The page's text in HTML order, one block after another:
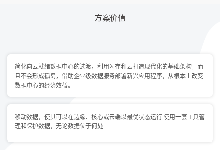
方案价值
简化向云就绪数据中心的过渡，利用闪存和云打造现代化的基础架构，而
且不会形成孤岛，借助企业级数据服务部署新兴应用程序，从根本上改变
数据中心的经济效益。
移动数据，使其可以在边缘、核心或云端以最优状态运行 使用一套工具管
理和保护数据，无论数据位于何处